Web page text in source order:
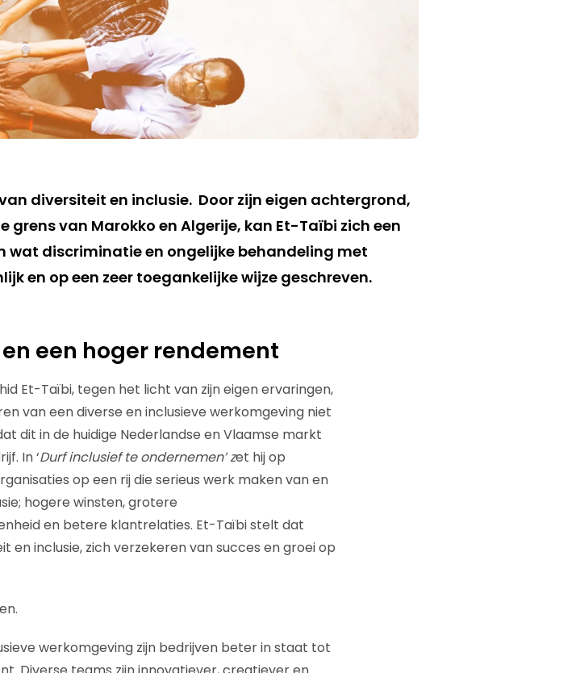
diversiteit en inclusie. Door zijn eigen achtergrond,
grens van Marokko en Algerije, kan Et-Taïbi zich een
discriminatie en ongelijke behandeling met
en op een zeer toegankelijke wijze geschreven.
een hoger rendement
Et-Taïbi, tegen het licht van zijn eigen ervaringen,
van een diverse en inclusieve werkomgeving niet
dit in de huidige Nederlandse en Vlaamse markt
In ‘Durf inclusief te ondernemen’ zet hij op
op een rij die serieus werk maken van en
hogere winsten, grotere
en betere klantrelaties. Et-Taïbi stelt dat
en inclusie, zich verzekeren van succes en groei op
werkomgeving zijn bedrijven beter in staat tot